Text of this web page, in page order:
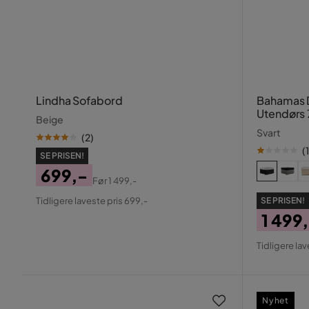
Lindha Sofabord
Beige
(2)
SE PRISEN!
Pris
699,-
Original
Før1 499,-
Tidligere laveste pris 699,-
Utendørs
Svart
(1
SE PRISEN!
Pris
1
Tidligere
Nyhet